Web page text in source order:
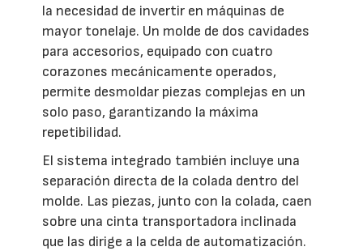
la necesidad de invertir en máquinas de
mayor tonelaje. Un molde de dos cavidades
para accesorios, equipado con cuatro
corazones mecánicamente operados,
permite desmoldar piezas complejas en un
solo paso, garantizando la máxima
repetibilidad.
El sistema integrado también incluye una
separación directa de la colada dentro del
molde. Las piezas, junto con la colada, caen
sobre una cinta transportadora inclinada
que las dirige a la celda de automatización.